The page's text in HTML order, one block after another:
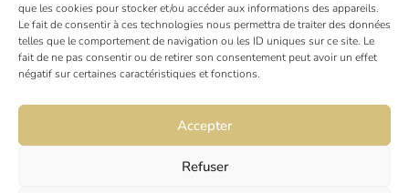
que les cookies pour stocker et/ou accéder aux informations des appareils.
Le fait de consentir à ces technologies nous permettra de traiter des données
telles que le comportement de navigation ou les ID uniques sur ce site. Le
fait de ne pas consentir ou de retirer son consentement peut avoir un effet
négatif sur certaines caractéristiques et fonctions.
Accepter
Refuser
TOULOUSE